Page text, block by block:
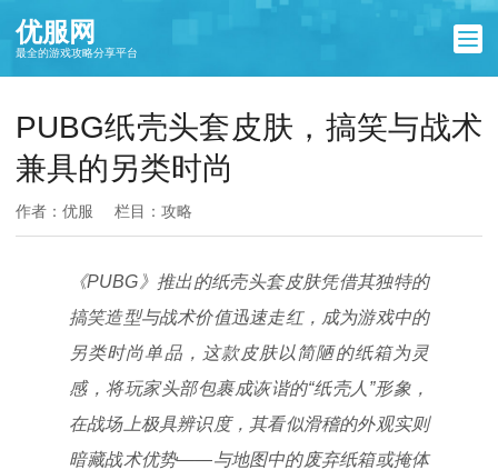
优服网
最全的游戏攻略分享平台
PUBG纸壳头套皮肤，搞笑与战术
兼具的另类时尚
作者：优服 栏目： 攻略
《PUBG》推出的纸壳头套皮肤凭借其独特的
搞笑造型与战术价值迅速走红，成为游戏中的
另类时尚单品，这款皮肤以简陋的纸箱为灵
感，将玩家头部包裹成诙谐的“纸壳人”形象，
在战场上极具辨识度，其看似滑稽的外观实则
暗藏战术优势——与地图中的废弃纸箱或掩体